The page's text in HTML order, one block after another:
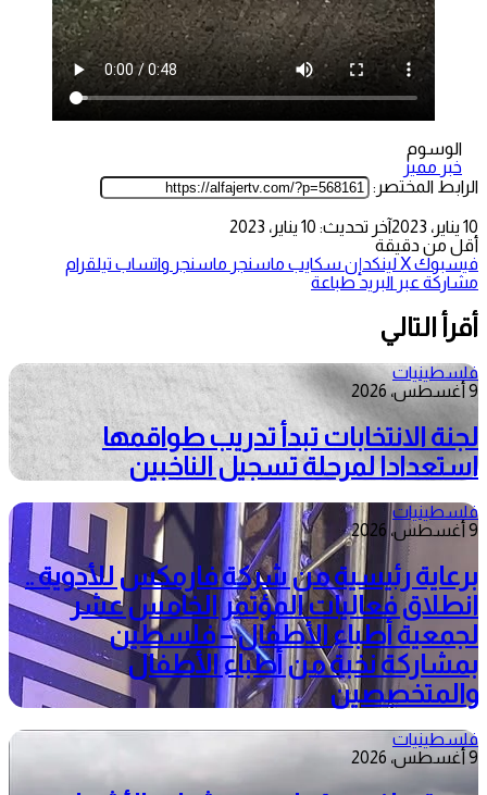
الوسوم
خبر مميز
الرابط المختصر:
10 يناير، 2023
آخر تحديث: 10 يناير، 2023
أقل من دقيقة
فيسبوك‫Xلينكدإن سكايب ماسنجر ماسنجر واتساب تيلقرام
مشاركة عبر البريد طباعة
أقرأ التالي
فلسطينيات
9 أغسطس، 2026
لجنة الانتخابات تبدأ تدريب طواقمها
استعدادا لمرحلة تسجيل الناخبين
فلسطينيات
9 أغسطس، 2026
برعاية رئيسية من شركة فارمكس للأدوية ..
انطلاق فعاليات المؤتمر الخامس عشر
لجمعية أطباء الأطفال – فلسطين
بمشاركة نخبة من أطباء الأطفال
والمتخصصين
فلسطينيات
9 أغسطس، 2026